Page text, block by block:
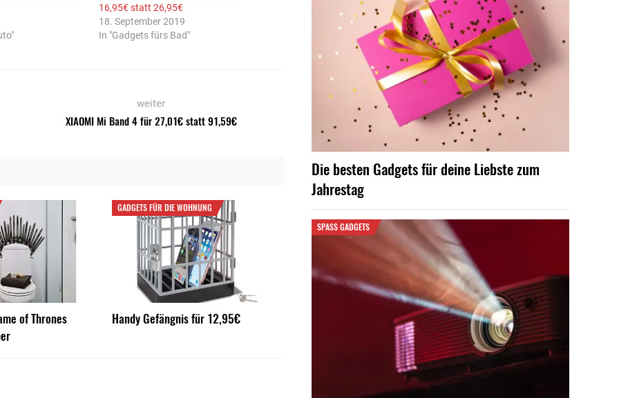
16,95€ statt 26,95€
18. September 2019
In "Gadgets fürs Bad"
weiter
XIAOMI Mi Band 4 für 27,01€ statt 91,59€
of Thrones
GADGETS FÜR DIE WOHNUNG
Handy Gefängnis für 12,95€
Die besten Gadgets für deine Liebste zum
Jahrestag
SPASS GADGETS